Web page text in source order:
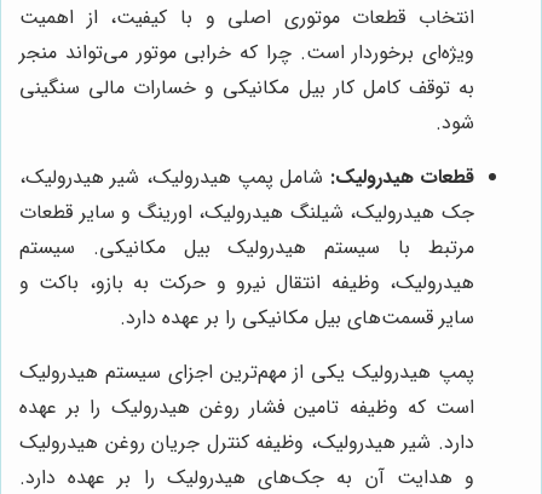
انتخاب قطعات موتوری اصلی و با کیفیت، از اهمیت
ویژه‌ای برخوردار است. چرا که خرابی موتور می‌تواند منجر
به توقف کامل کار بیل مکانیکی و خسارات مالی سنگینی
شود.
قطعات هیدرولیک: شامل پمپ هیدرولیک، شیر هیدرولیک،
جک هیدرولیک، شیلنگ هیدرولیک، اورینگ و سایر قطعات
مرتبط با سیستم هیدرولیک بیل مکانیکی. سیستم
هیدرولیک، وظیفه انتقال نیرو و حرکت به بازو، باکت و
سایر قسمت‌های بیل مکانیکی را بر عهده دارد.
پمپ هیدرولیک یکی از مهم‌ترین اجزای سیستم هیدرولیک
است که وظیفه تامین فشار روغن هیدرولیک را بر عهده
دارد. شیر هیدرولیک، وظیفه کنترل جریان روغن هیدرولیک
و هدایت آن به جک‌های هیدرولیک را بر عهده دارد.